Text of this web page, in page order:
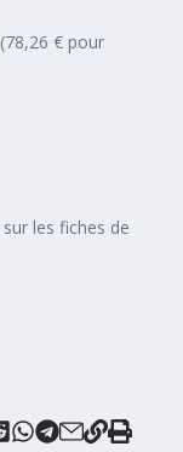
€ pour
les fiches de